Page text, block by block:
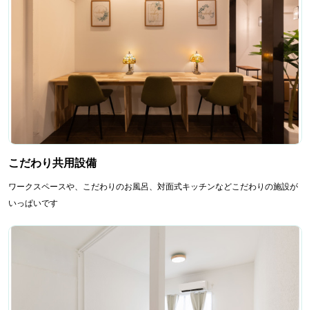
こだわり共用設備
ワークスペースや、こだわりのお風呂、対面式キッチンなどこだわりの施設が
いっぱいです